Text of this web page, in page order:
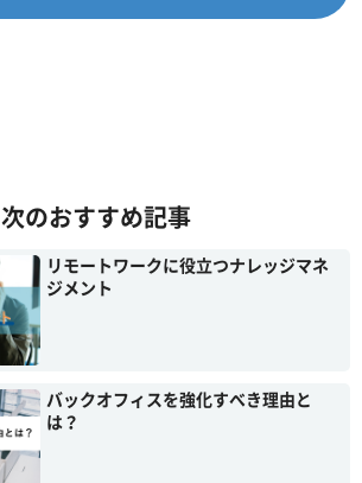
次のおすすめ記事
リモートワークに役立つナレッジマネ
ジメント
バックオフィスを強化すべき理由と
は？